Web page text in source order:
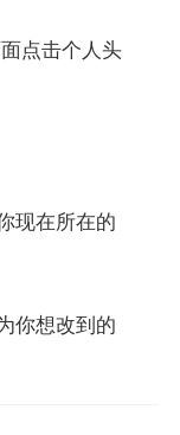
点击个人头
现在所在的
你想改到的